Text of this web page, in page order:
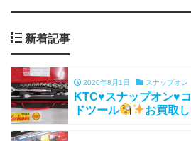
新着記事
2020年8月1日 スナップオン
KTC♥スナップオン♥
ドツール
お買取